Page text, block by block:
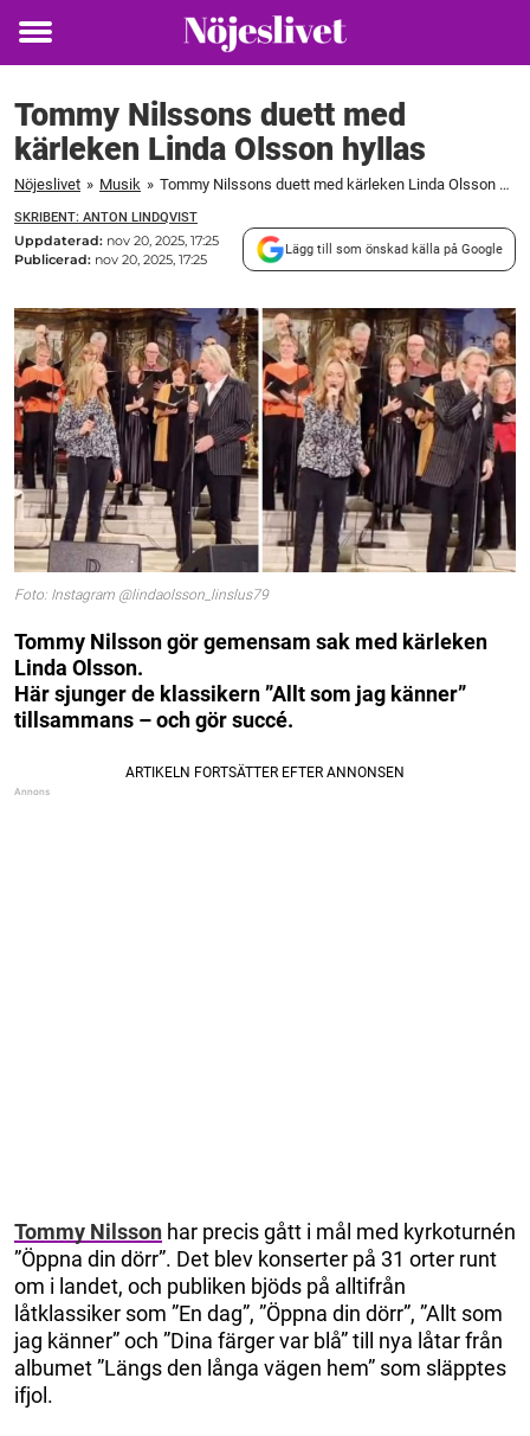
Toggle
Tommy Nilssons duett med
kärleken Linda Olsson hyllas
Nöjeslivet » Musik » Tommy Nilssons duett med kärleken Linda Olsson hyllas
SKRIBENT: ANTON LINDQVIST
Uppdaterad: nov 20, 2025, 17:25
Publicerad: nov 20, 2025, 17:25
Lägg till som önskad källa på Google
Foto: Instagram @lindaolsson_linslus79
Tommy Nilsson gör gemensam sak med kärleken
Linda Olsson.
Här sjunger de klassikern ”Allt som jag känner”
tillsammans – och gör succé.
Tommy Nilsson har precis gått i mål med kyrkoturnén
”Öppna din dörr”. Det blev konserter på 31 orter runt
om i landet, och publiken bjöds på alltifrån
låtklassiker som ”En dag”, ”Öppna din dörr”, ”Allt som
jag känner” och ”Dina färger var blå” till nya låtar från
albumet ”Längs den långa vägen hem” som släpptes
ifjol.